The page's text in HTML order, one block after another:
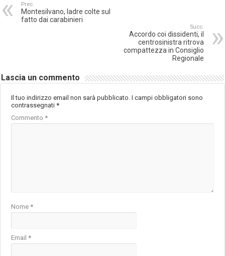
Prec.
Montesilvano, ladre colte sul
fatto dai carabinieri
Succ.
Accordo coi dissidenti, il
centrosinistra ritrova
compattezza in Consiglio
Regionale
Lascia un commento
Il tuo indirizzo email non sarà pubblicato. I campi obbligatori sono
contrassegnati*
Commento*
Nome*
Email*